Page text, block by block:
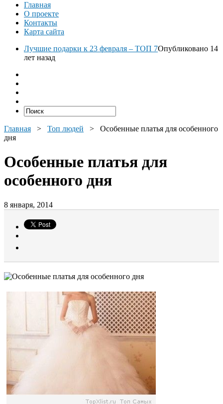
Главная
О проекте
Контакты
Карта сайта
Лучшие подарки к 23 февраля – ТОП 7Опубликовано 14
лет назад
Главная > Топ людей > Особенные платья для особенного
дня
Особенные платья для
особенного дня
8 января, 2014